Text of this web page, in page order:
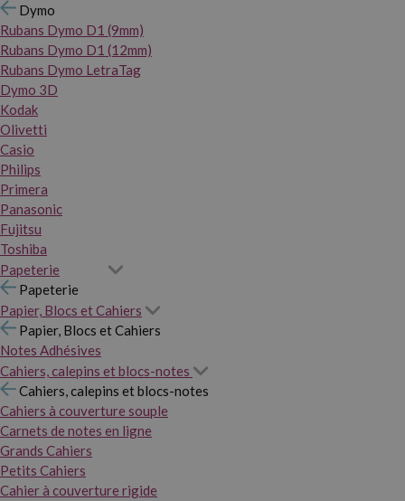
Dymo
Rubans Dymo D1 (9mm)
Rubans Dymo D1 (12mm)
Rubans Dymo LetraTag
Dymo 3D
Kodak
Olivetti
Casio
Philips
Primera
Panasonic
Fujitsu
Toshiba
Papeterie
Papeterie
Papier, Blocs et Cahiers
Papier, Blocs et Cahiers
Notes Adhésives
Cahiers, calepins et blocs-notes
Cahiers, calepins et blocs-notes
Cahiers à couverture souple
Carnets de notes en ligne
Grands Cahiers
Petits Cahiers
Cahier à couverture rigide